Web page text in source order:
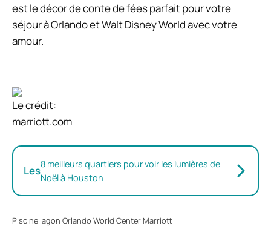
est le décor de conte de fées parfait pour votre
séjour à Orlando et Walt Disney World avec votre
amour.
Le crédit:
marriott.com
Les8 meilleurs quartiers pour voir les lumières de
Noël à Houston
Piscine lagon Orlando World Center Marriott